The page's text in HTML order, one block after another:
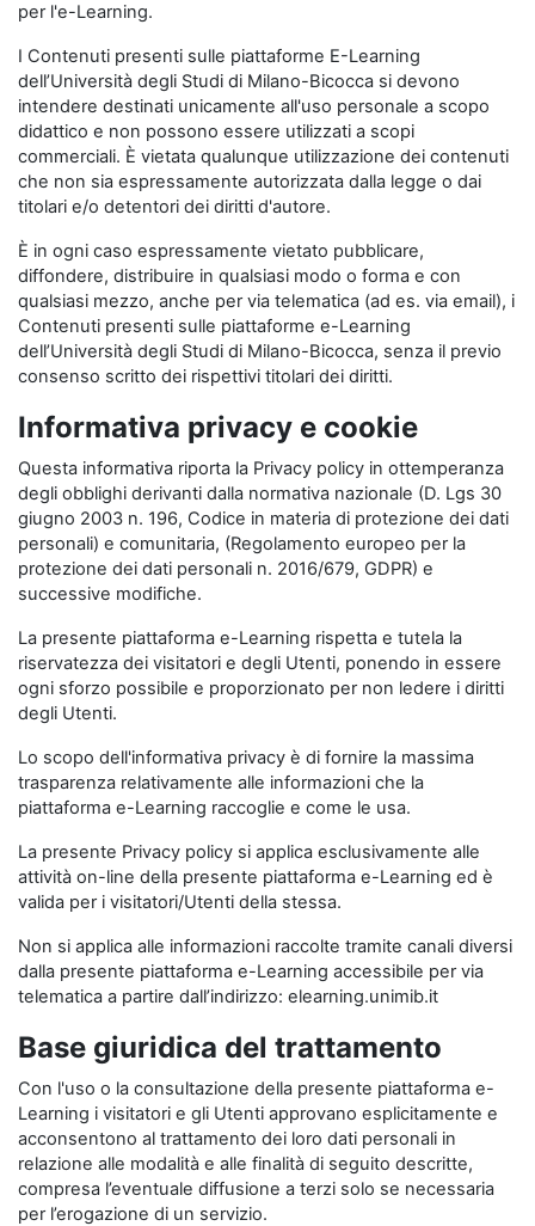
per l'e-Learning.
I Contenuti presenti sulle piattaforme E-Learning
dell’Università degli Studi di Milano-Bicocca si devono
intendere destinati unicamente all'uso personale a scopo
didattico e non possono essere utilizzati a scopi
commerciali. È vietata qualunque utilizzazione dei contenuti
che non sia espressamente autorizzata dalla legge o dai
titolari e/o detentori dei diritti d'autore.
È in ogni caso espressamente vietato pubblicare,
diffondere, distribuire in qualsiasi modo o forma e con
qualsiasi mezzo, anche per via telematica (ad es. via email), i
Contenuti presenti sulle piattaforme e-Learning
dell’Università degli Studi di Milano-Bicocca, senza il previo
consenso scritto dei rispettivi titolari dei diritti.
Informativa privacy e cookie
Questa informativa riporta la Privacy policy in ottemperanza
degli obblighi derivanti dalla normativa nazionale (D. Lgs 30
giugno 2003 n. 196, Codice in materia di protezione dei dati
personali) e comunitaria, (Regolamento europeo per la
protezione dei dati personali n. 2016/679, GDPR) e
successive modifiche.
La presente piattaforma e-Learning rispetta e tutela la
riservatezza dei visitatori e degli Utenti, ponendo in essere
ogni sforzo possibile e proporzionato per non ledere i diritti
degli Utenti.
Lo scopo dell'informativa privacy è di fornire la massima
trasparenza relativamente alle informazioni che la
piattaforma e-Learning raccoglie e come le usa.
La presente Privacy policy si applica esclusivamente alle
attività on-line della presente piattaforma e-Learning ed è
valida per i visitatori/Utenti della stessa.
Non si applica alle informazioni raccolte tramite canali diversi
dalla presente piattaforma e-Learning accessibile per via
telematica a partire dall’indirizzo: elearning.unimib.it
Base giuridica del trattamento
Con l'uso o la consultazione della presente piattaforma e-
Learning i visitatori e gli Utenti approvano esplicitamente e
acconsentono al trattamento dei loro dati personali in
relazione alle modalità e alle finalità di seguito descritte,
compresa l’eventuale diffusione a terzi solo se necessaria
per l’erogazione di un servizio.